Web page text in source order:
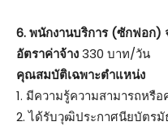
6. พนักงานบริการ (ซักฟอก)
อัตราค่าจ้าง330 บาท/วัน
คุณสมบัติเฉพาะตำแหน่ง
1. มีความรู้ความสามารถหรื
2. ได้รับวุฒิประกาศนียบัตร